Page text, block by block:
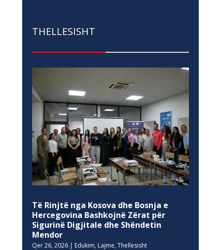
THELLESISHT
Të Rinjtë nga Kosova dhe Bosnja e
Hercegovina Bashkojnë Zërat për
Sigurinë Digjitale dhe Shëndetin
Mendor
Qer 26, 2026| Edukim, Lajme, Thellesisht